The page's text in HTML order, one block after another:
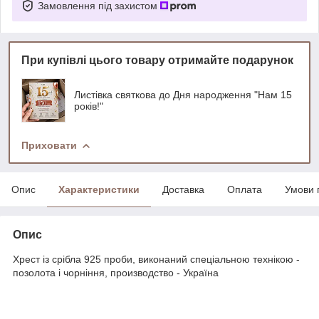
Замовлення під захистом
При купівлі цього товару отримайте подарунок
Листівка святкова до Дня народження "Нам 15
років!"
Приховати
Опис Характеристики Доставка Оплата Умови
Опис
Хрест із срібла 925 проби, виконаний спеціальною технікою -
позолота і чорніння, производство - Україна